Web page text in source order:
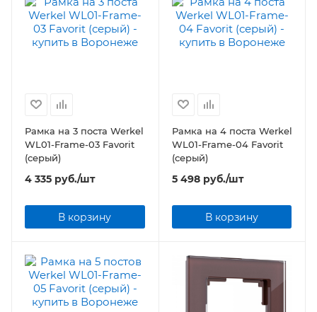
Рамка на 3 поста Werkel
WL01-Frame-03 Favorit
(серый)
4 335 руб./шт
В корзину
Рамка на 4 поста Werkel
WL01-Frame-04 Favorit
(серый)
5 498руб./шт
В корзину